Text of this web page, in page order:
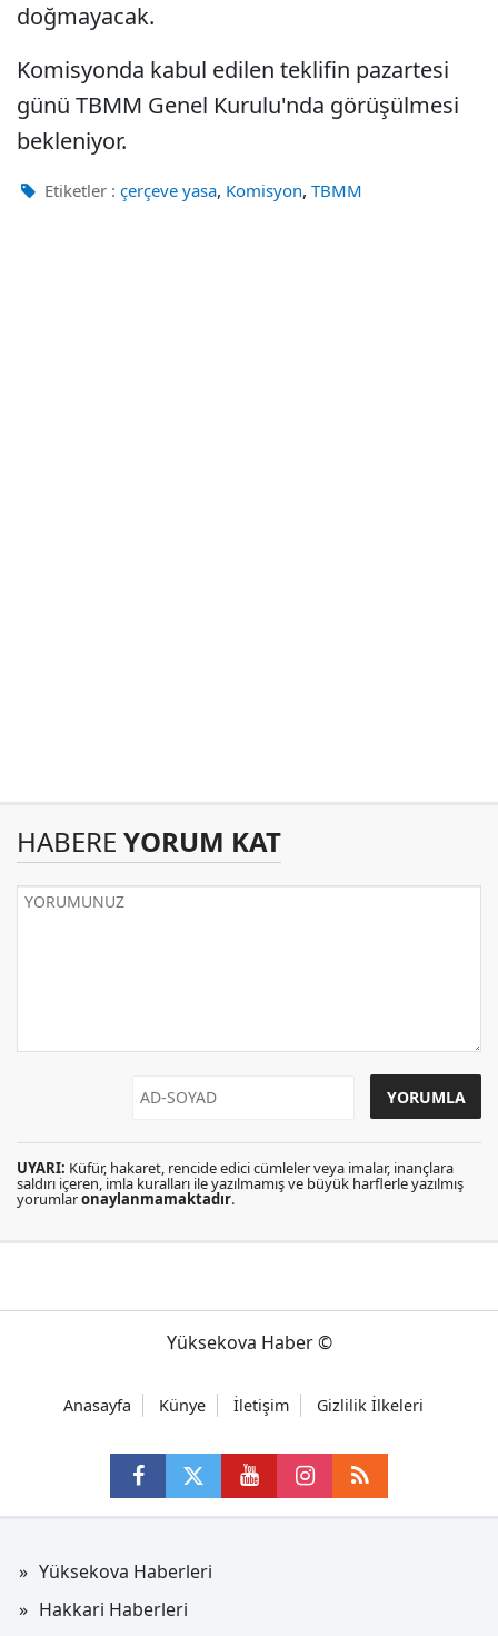
doğmayacak.
Komisyonda kabul edilen teklifin pazartesi
günü TBMM Genel Kurulu'nda görüşülmesi
bekleniyor.
Etiketler : çerçeve yasa, Komisyon, TBMM
HABERE YORUM KAT
UYARI: Küfür, hakaret, rencide edici cümleler veya imalar, inançlara
saldırı içeren, imla kuralları ile yazılmamış ve büyük harflerle yazılmış
yorumlaronaylanmamaktadır.
Yüksekova Haber ©
Anasayfa Künye İletişim Gizlilik İlkeleri
Yüksekova Haberleri
Hakkari Haberleri